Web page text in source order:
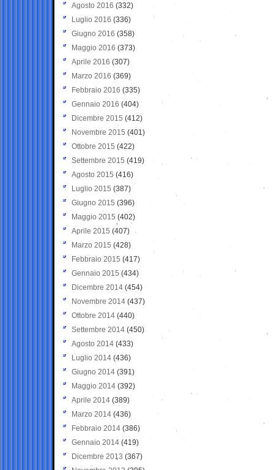
Agosto 2016 (332)
Luglio 2016 (336)
Giugno 2016 (358)
Maggio 2016 (373)
Aprile 2016 (307)
Marzo 2016 (369)
Febbraio 2016 (335)
Gennaio 2016 (404)
Dicembre 2015 (412)
Novembre 2015 (401)
Ottobre 2015 (422)
Settembre 2015 (419)
Agosto 2015 (416)
Luglio 2015 (387)
Giugno 2015 (396)
Maggio 2015 (402)
Aprile 2015 (407)
Marzo 2015 (428)
Febbraio 2015 (417)
Gennaio 2015 (434)
Dicembre 2014 (454)
Novembre 2014 (437)
Ottobre 2014 (440)
Settembre 2014 (450)
Agosto 2014 (433)
Luglio 2014 (436)
Giugno 2014 (391)
Maggio 2014 (392)
Aprile 2014 (389)
Marzo 2014 (436)
Febbraio 2014 (386)
Gennaio 2014 (419)
Dicembre 2013 (367)